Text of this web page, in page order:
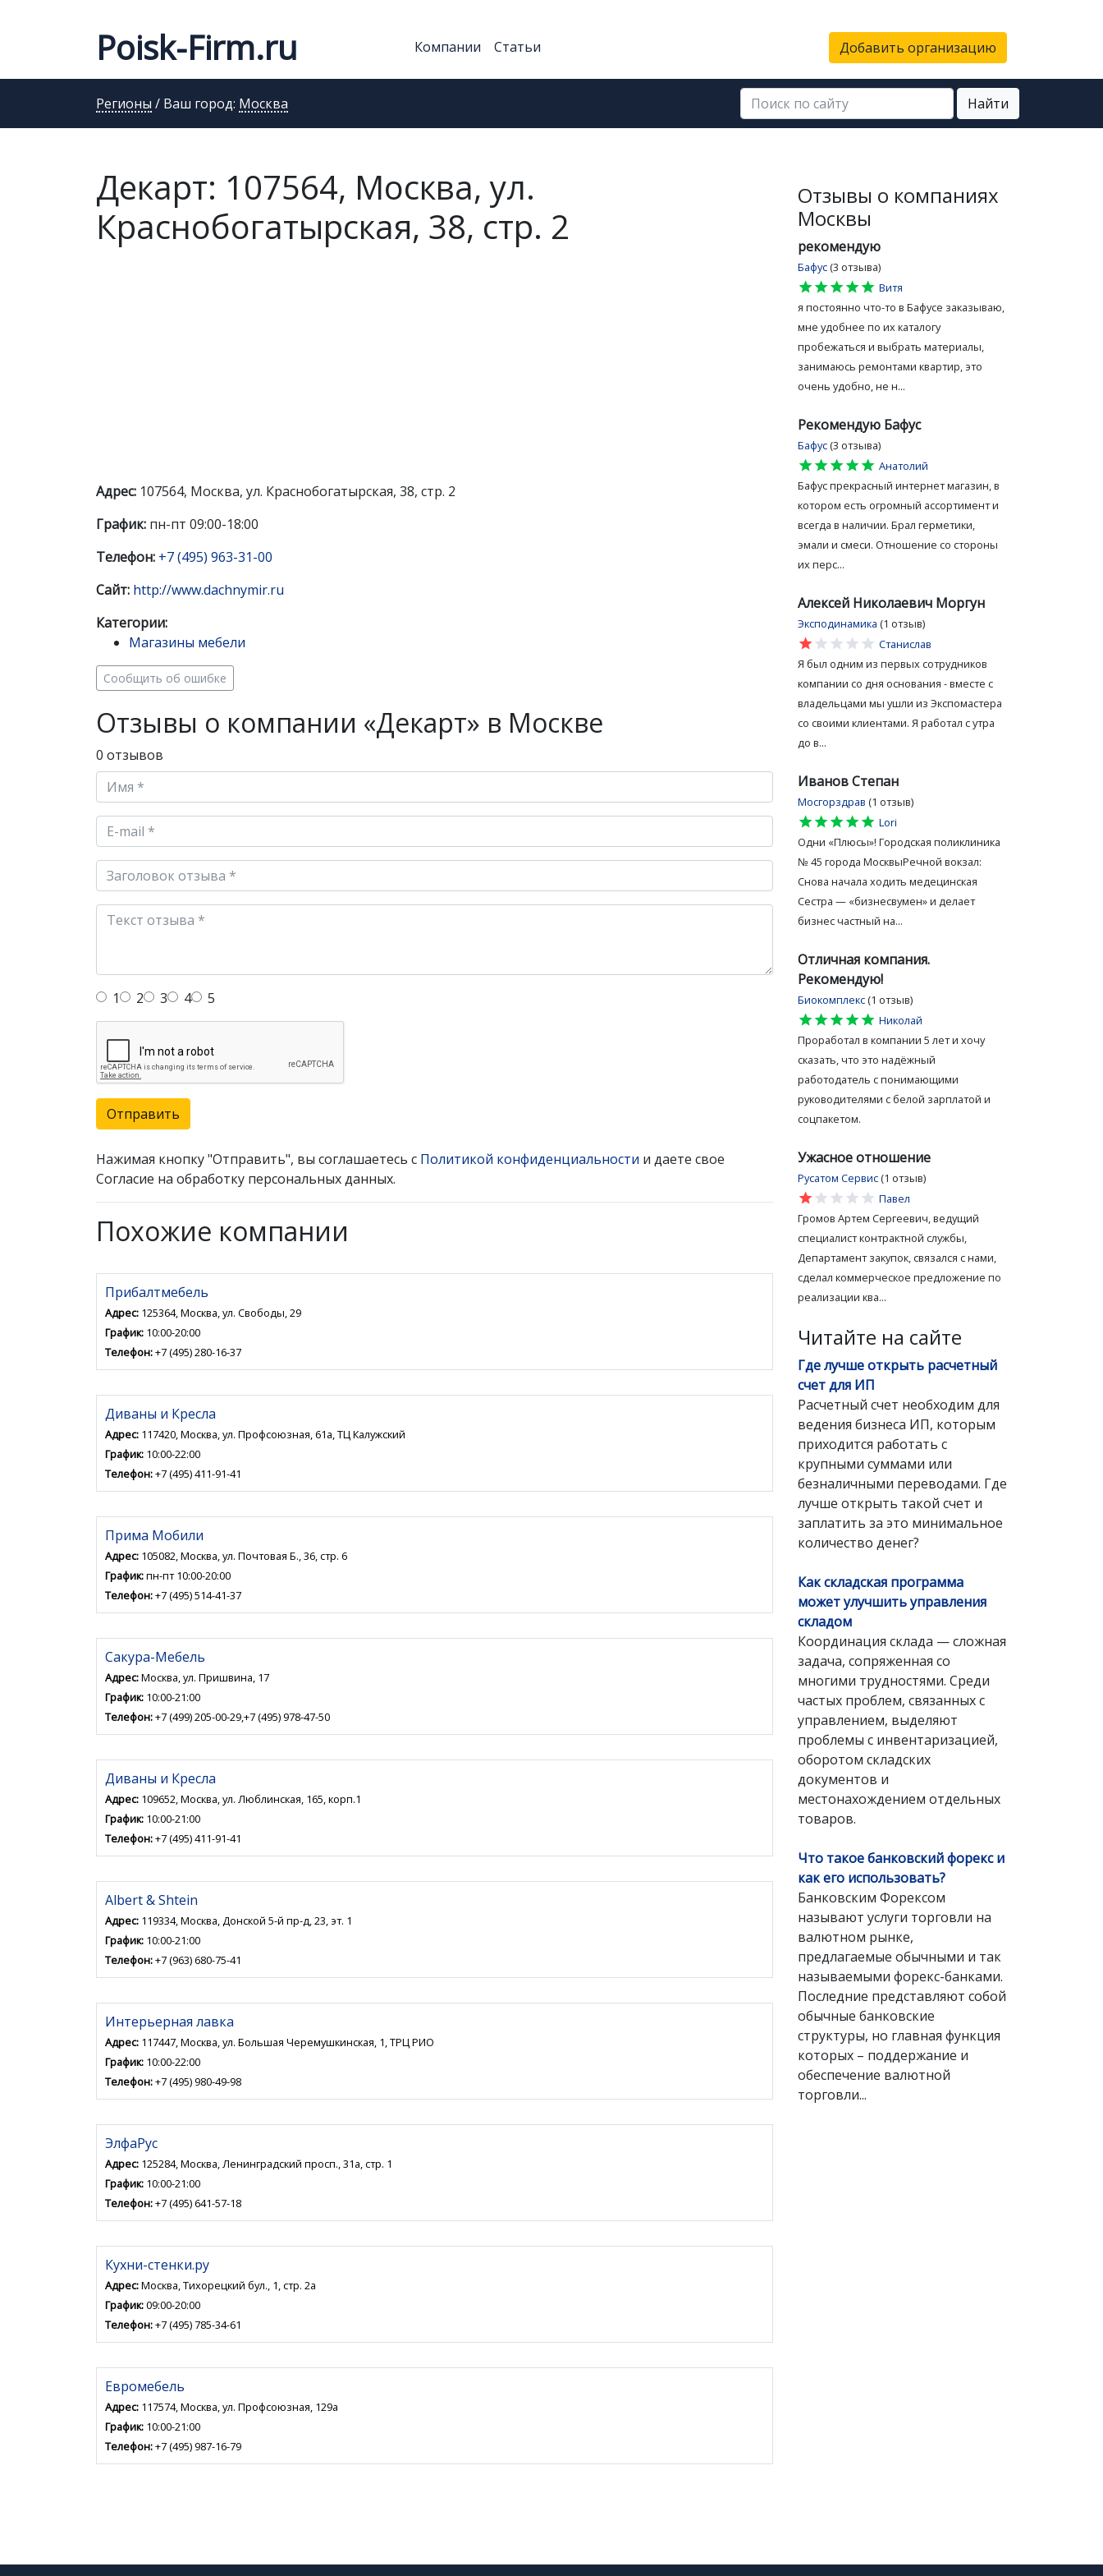
Poisk-Firm.ru Компании Статьи Добавить организацию
Регионы / Ваш город: Москва Найти
Декарт: 107564, Москва, ул.
Краснобогатырская, 38, стр. 2
Адрес: 107564, Москва, ул. Краснобогатырская, 38, стр. 2
График: пн-пт 09:00-18:00
Телефон: +7 (495) 963-31-00
Сайт: http://www.dachnymir.ru
Категории:
Магазины мебели
Сообщить об ошибке
Отзывы о компании «Декарт» в Москве
0 отзывов
1 2 3 4 5
Отправить
Нажимая кнопку "Отправить", вы соглашаетесь с Политикой конфиденциальности и даете свое
Согласие на обработку персональных данных.
Похожие компании
Прибалтмебель
Адрес: 125364, Москва, ул. Свободы, 29
График: 10:00-20:00
Телефон:+7 (495) 280-16-37
Диваны и Кресла
Адрес: 117420, Москва, ул. Профсоюзная, 61а, ТЦ Калужский
График: 10:00-22:00
Телефон:+7 (495) 411-91-41
Прима Мобили
Адрес: 105082, Москва, ул. Почтовая Б., 36, стр. 6
График:пн-пт 10:00-20:00
Телефон:+7 (495) 514-41-37
Сакура-Мебель
Адрес:Москва, ул. Пришвина, 17
График: 10:00-21:00
Телефон:+7 (499) 205-00-29,+7 (495) 978-47-50
Диваны и Кресла
Адрес: 109652, Москва, ул. Люблинская, 165, корп.1
График: 10:00-21:00
Телефон:+7 (495) 411-91-41
Albert & Shtein
Адрес: 119334, Москва, Донской 5-й пр-д, 23, эт. 1
График: 10:00-21:00
Телефон:+7 (963) 680-75-41
Интерьерная лавка
Адрес: 117447, Москва, ул. Большая Черемушкинская, 1, ТРЦ РИО
График: 10:00-22:00
Телефон:+7 (495) 980-49-98
ЭлфаРус
Адрес: 125284, Москва, Ленинградский просп., 31а, стр. 1
График: 10:00-21:00
Телефон:+7 (495) 641-57-18
Кухни-стенки.ру
Адрес:Москва, Тихорецкий бул., 1, стр. 2а
График:09:00-20:00
Телефон:+7 (495) 785-34-61
Евромебель
Адрес: 117574, Москва, ул. Профсоюзная, 129а
График: 10:00-21:00
Телефон:+7 (495) 987-16-79
Отзывы о компаниях
Москвы
рекомендую
Бафус (3 отзыва)
star
star
star
star
star
Витя
я постоянно что-то в Бафусе заказываю,
мне удобнее по их каталогу
пробежаться и выбрать материалы,
занимаюсь ремонтами квартир, это
очень удобно, не н...
Рекомендую Бафус
Бафус (3 отзыва)
star
star
star
star
star
Анатолий
Бафус прекрасный интернет магазин, в
котором есть огромный ассортимент и
всегда в наличии. Брал герметики,
эмали и смеси. Отношение со стороны
их перс...
Алексей Николаевич Моргун
Эксподинамика (1 отзыв)
star
star
star
star
star
Станислав
Я был одним из первых сотрудников
компании со дня основания - вместе с
владельцами мы ушли из Экспомастера
со своими клиентами. Я работал с утра
до в...
Иванов Степан
Мосгорздрав (1 отзыв)
star
star
star
star
star
Lori
Одни «Плюсы»! Городская поликлиника
№ 45 города МосквыРечной вокзал:
Снова начала ходить медецинская
Сестра — «бизнесвумен» и делает
бизнес частный на...
Отличная компания.
Рекомендую!
Биокомплекс (1 отзыв)
star
star
star
star
star
Николай
Проработал в компании 5 лет и хочу
сказать, что это надёжный
работодатель с понимающими
руководителями с белой зарплатой и
соцпакетом.
Ужасное отношение
Русатом Сервис (1 отзыв)
star
star
star
star
star
Павел
Громов Артем Сергеевич, ведущий
специалист контрактной службы,
Департамент закупок, связался с нами,
сделал коммерческое предложение по
реализации ква...
Читайте на сайте
Где лучше открыть расчетный
счет для ИП
Расчетный счет необходим для
ведения бизнеса ИП, которым
приходится работать с
крупными суммами или
безналичными переводами. Где
лучше открыть такой счет и
заплатить за это минимальное
количество денег?
Как складская программа
может улучшить управления
складом
Координация склада — сложная
задача, сопряженная со
многими трудностями. Среди
частых проблем, связанных с
управлением, выделяют
проблемы с инвентаризацией,
оборотом складских
документов и
местонахождением отдельных
товаров.
Что такое банковский форекс и
как его использовать?
Банковским Форексом
называют услуги торговли на
валютном рынке,
предлагаемые обычными и так
называемыми форекс-банками.
Последние представляют собой
обычные банковские
структуры, но главная функция
которых – поддержание и
обеспечение валютной
торговли...